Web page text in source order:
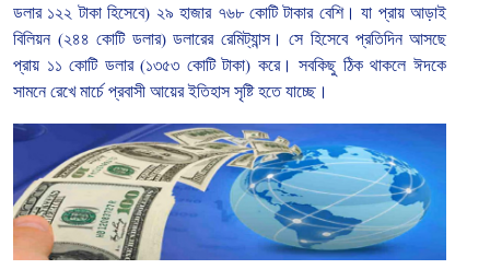
ডলার ১২২ টাকা হিসেবে) ২৯ হাজার ৭৬৮ কোটি টাকার বেশি। যা প্রায় আড়াই
বিলিয়ন(২৪৪ কোটি ডলার)ডলারের রেমিট্যান্স। সে হিসেবে প্রতিদিন আসছে
প্রায় ১১ কোটি ডলার(১৩৫৩ কোটি টাকা) করে। সবকিছু ঠিক থাকলে ঈদকে
সামনে রেখে মার্চে প্রবাসী আয়ের ইতিহাস সৃষ্টি হতে যাচ্ছে।